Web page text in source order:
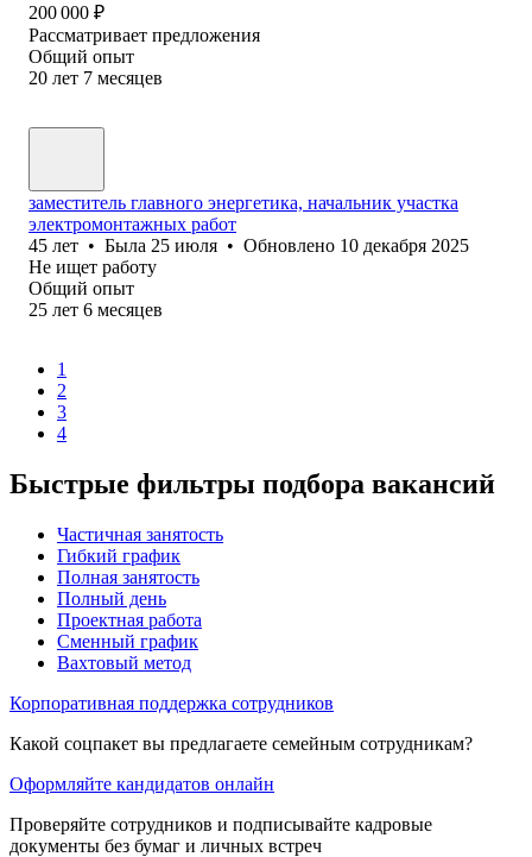
200 000 ₽
Рассматривает предложения
Общий опыт
20 лет 7 месяцев
заместитель главного энергетика, начальник участка
электромонтажных работ
45 лет • Была 25 июля • Обновлено 10 декабря 2025
Не ищет работу
Общий опыт
25 лет 6 месяцев
1
2
3
4
Быстрые фильтры подбора вакансий
Частичная занятость
Гибкий график
Полная занятость
Полный день
Проектная работа
Сменный график
Вахтовый метод
Корпоративная поддержка сотрудников
Какой соцпакет вы предлагаете семейным сотрудникам?
Оформляйте кандидатов онлайн
Проверяйте сотрудников и подписывайте кадровые
документы без бумаг и личных встреч